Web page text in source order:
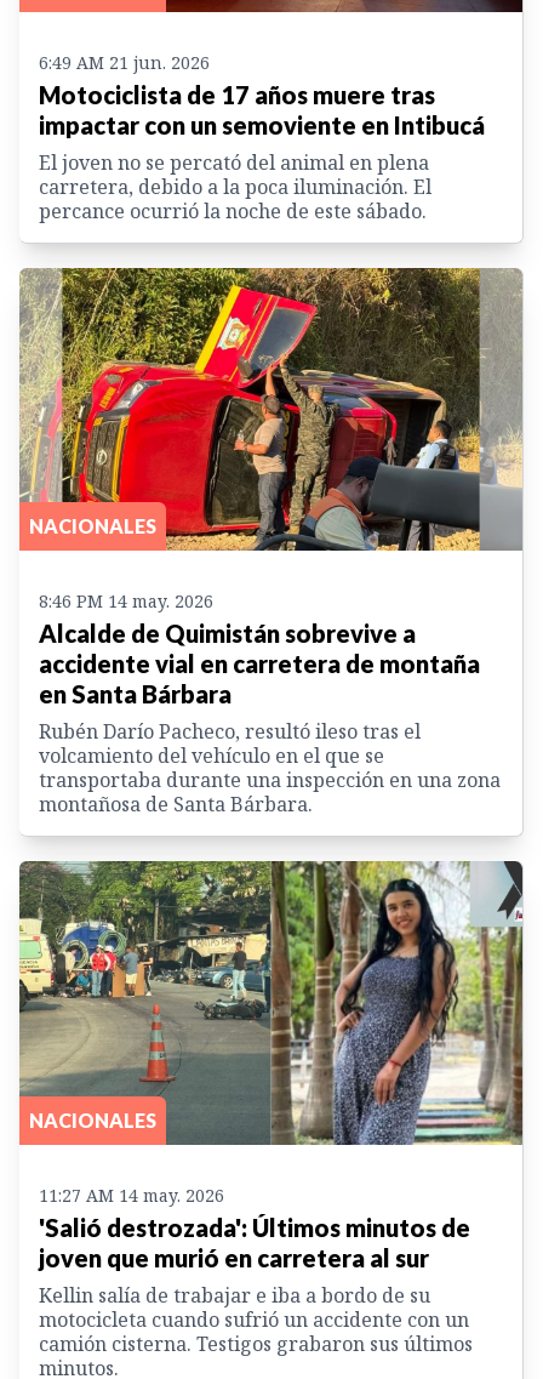
6:49 AM 21 jun. 2026
Motociclista de 17 años muere tras
impactar con un semoviente en Intibucá
El joven no se percató del animal en plena
carretera, debido a la poca iluminación. El
percance ocurrió la noche de este sábado.
NACIONALES
8:46 PM 14 may. 2026
Alcalde de Quimistán sobrevive a
accidente vial en carretera de montaña
en Santa Bárbara
Rubén Darío Pacheco, resultó ileso tras el
volcamiento del vehículo en el que se
transportaba durante una inspección en una zona
montañosa de Santa Bárbara.
NACIONALES
11:27 AM 14 may. 2026
'Salió destrozada': Últimos minutos de
joven que murió en carretera al sur
Kellin salía de trabajar e iba a bordo de su
motocicleta cuando sufrió un accidente con un
camión cisterna. Testigos grabaron sus últimos
minutos.